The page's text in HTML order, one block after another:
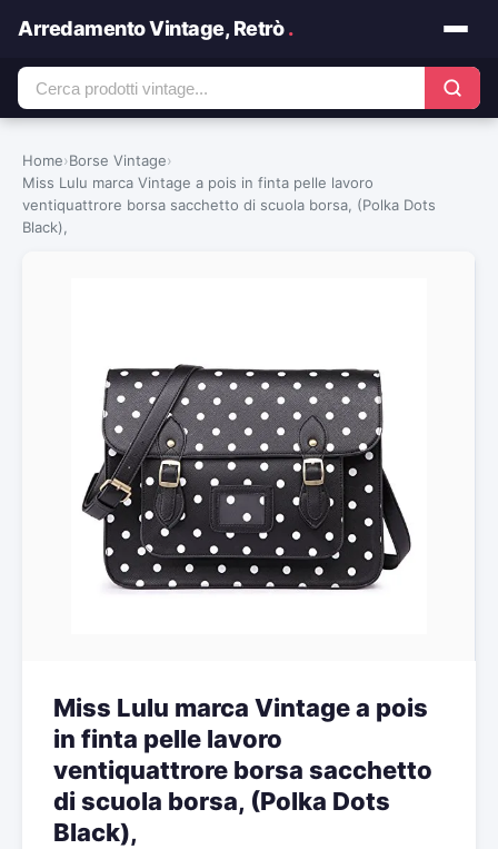
Arredamento Vintage, Retrò.
Home›Borse Vintage›
Miss Lulu marca Vintage a pois in finta pelle lavoro
ventiquattrore borsa sacchetto di scuola borsa, (Polka Dots
Black),
Miss Lulu marca Vintage a pois
in finta pelle lavoro
ventiquattrore borsa sacchetto
di scuola borsa, (Polka Dots
Black),